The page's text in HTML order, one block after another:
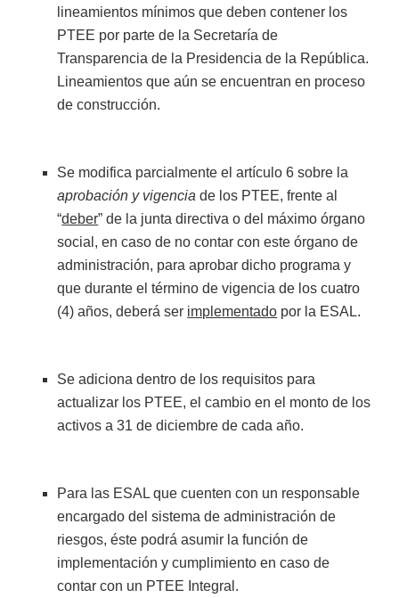
lineamientos mínimos que deben contener los
PTEE por parte de la Secretaría de
Transparencia de la Presidencia de la República.
Lineamientos que aún se encuentran en proceso
de construcción.
Se modifica parcialmente el artículo 6 sobre la
aprobación y vigencia de los PTEE, frente al
“deber” de la junta directiva o del máximo órgano
social, en caso de no contar con este órgano de
administración, para aprobar dicho programa y
que durante el término de vigencia de los cuatro
(4) años, deberá ser implementado por la ESAL.
Se adiciona dentro de los requisitos para
actualizar los PTEE, el cambio en el monto de los
activos a 31 de diciembre de cada año.
Para las ESAL que cuenten con un responsable
encargado del sistema de administración de
riesgos, éste podrá asumir la función de
implementación y cumplimiento en caso de
contar con un PTEE Integral.